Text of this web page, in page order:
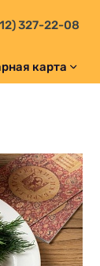
карта
327-22-08